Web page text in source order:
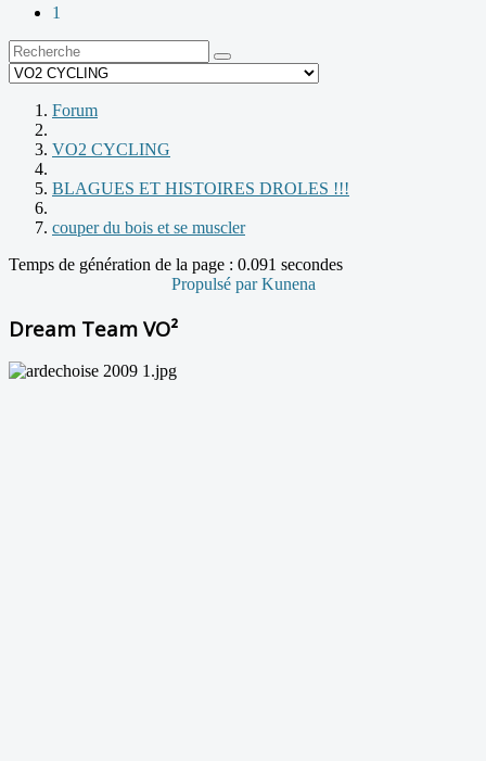
1
Forum
VO2 CYCLING
BLAGUES ET HISTOIRES DROLES !!!
couper du bois et se muscler
Temps de génération de la page : 0.091 secondes
Propulsé parKunena
Dream Team VO²